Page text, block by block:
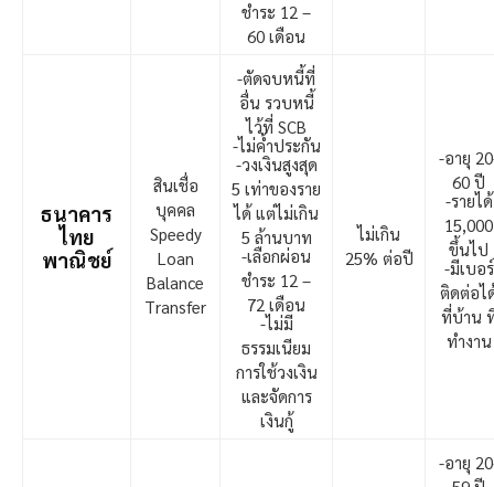
ชำระ 12 –
60 เดือน
ธนาคาร
ไทย
พาณิชย์
สินเชื่อ
บุคคล
Speedy
Loan
Balance
Transfer
-ตัดจบหนี้ที่
อื่น รวบหนี้
ไว้ที่ SCB
-ไม่ค้ำประกัน
-วงเงินสูงสุด
5 เท่าของราย
ได้ แต่ไม่เกิน
5 ล้านบาท
-เลือกผ่อน
ชำระ 12 –
72 เดือน
-ไม่มี
ธรรมเนียม
การใช้วงเงิน
และจัดการ
เงินกู้
ไม่เกิน
25% ต่อปี
-อายุ
60 ปี
-รายได้
15,000
ขึ้นไป
-มีเบอร์
ติดต่อไ
ที่บ้าน
ทำงาน
-อายุ